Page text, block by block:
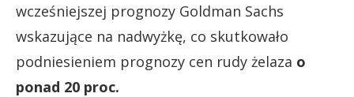
wcześniejszej prognozy Goldman Sachs
wskazujące na nadwyżkę, co skutkowało
podniesieniem prognozy cen rudy żelaza o
ponad 20 proc.